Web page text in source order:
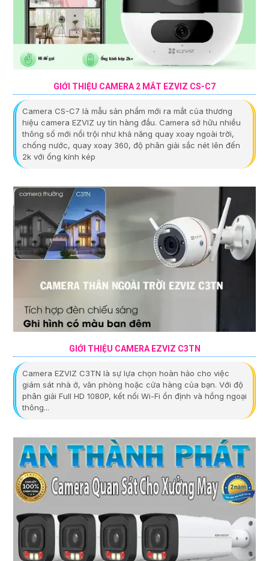
GIỚI THIỆU CAMERA 2 MẮT EZVIZ CS-C7
Camera CS-C7 là mẫu sản phẩm mới ra mắt của thương
hiệu camera EZVIZ uy tín hàng đầu. Camera sở hữu nhiều
thông số mới nổi trội như khả năng quay xoay ngoài trời,
chống nước, quay xoay 360, độ phân giải sắc nét lên đến
2k với ống kính kép
GIỚI THIỆU CAMERA EZVIZ C3TN
Camera EZVIZ C3TN là sự lựa chọn hoàn hảo cho việc
giám sát nhà ở, văn phòng hoặc cửa hàng của bạn. Với độ
phân giải Full HD 1080P, kết nối Wi-Fi ổn định và hồng ngoại
thông...